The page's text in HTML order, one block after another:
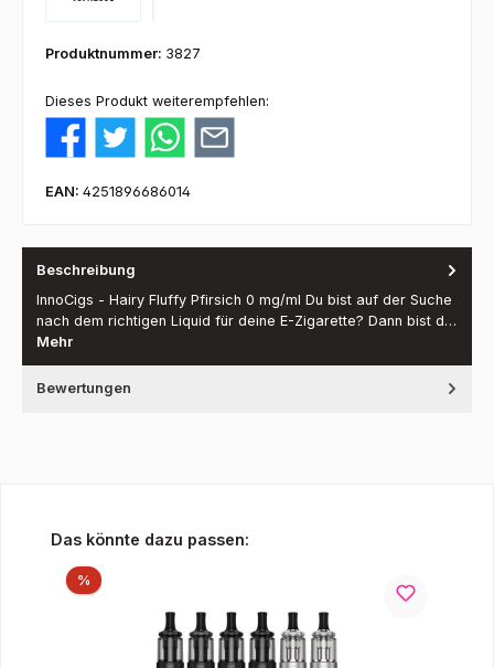
Produktnummer: 3827
Dieses Produkt weiterempfehlen:
EAN: 4251896686014
Beschreibung
InnoCigs - Hairy Fluffy Pfirsich 0 mg/ml Du bist auf der Suche
nach dem richtigen Liquid für deine E-Zigarette? Dann bist d…
Mehr
Bewertungen
Produktgalerie überspringen
Das könnte dazu passen:
%Rabatt